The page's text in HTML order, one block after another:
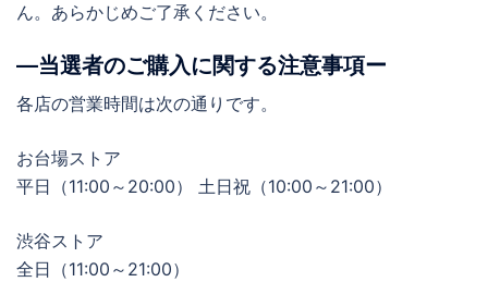
ん。あらかじめご了承ください。
―当選者のご購入に関する注意事項ー
各店の営業時間は次の通りです。
お台場ストア
平日（11:00～20:00） 土日祝（10:00～21:00）
渋谷ストア
全日（11:00～21:00）